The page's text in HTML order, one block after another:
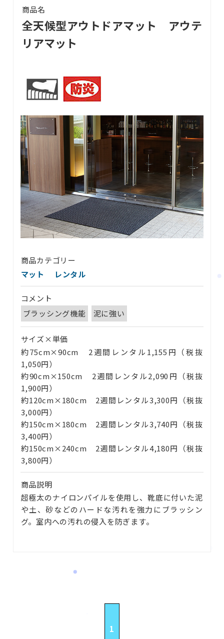
商品名
全天候型アウトドアマット アウテ
リアマット
商品カテゴリー
マット
レンタル
コメント
ブラッシング機能
泥に強い
サイズ×単価
約75cm×90cm 2週間レンタル1,155円（税抜
1,050円）
約90cm×150cm 2週間レンタル2,090円（税抜
1,900円）
約120cm×180cm 2週間レンタル3,300円（税抜
3,000円）
約150cm×180cm 2週間レンタル3,740円（税抜
3,400円）
約150cm×240cm 2週間レンタル4,180円（税抜
3,800円）
商品説明
超極太のナイロンパイルを使用し、靴底に付いた泥
や土、砂などのハードな汚れを強力にブラッシン
グ。室内への汚れの侵入を防ぎます。
1